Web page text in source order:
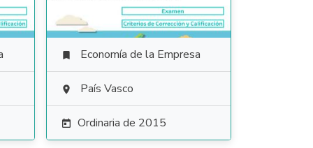
 Economía de la Empresa
 País Vasco
 Ordinaria de 2015